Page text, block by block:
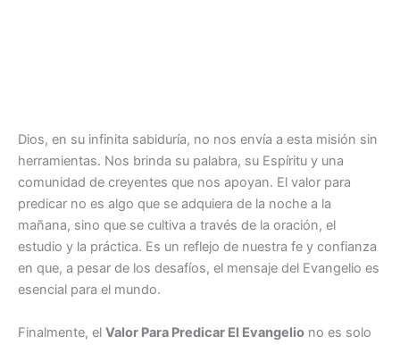
Dios, en su infinita sabiduría, no nos envía a esta misión sin
herramientas. Nos brinda su palabra, su Espíritu y una
comunidad de creyentes que nos apoyan. El valor para
predicar no es algo que se adquiera de la noche a la
mañana, sino que se cultiva a través de la oración, el
estudio y la práctica. Es un reflejo de nuestra fe y confianza
en que, a pesar de los desafíos, el mensaje del Evangelio es
esencial para el mundo.
Finalmente, el Valor Para Predicar El Evangelio no es solo